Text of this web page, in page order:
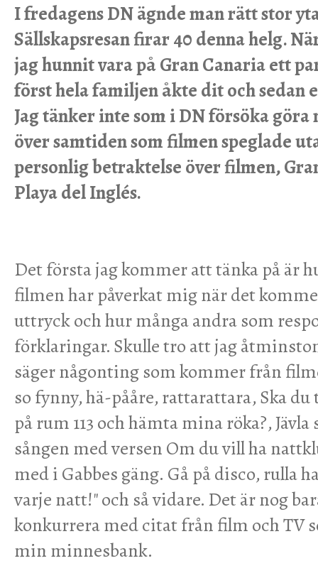
I fredagens DN ägnde man rätt stor
Sällskapsresan firar 40 denna helg.
jag hunnit vara på Gran Canaria ett
först hela familjen åkte dit och sedan
Jag tänker inte som i DN försöka göra
över samtiden som filmen speglade
personlig betraktelse över filmen,
Playa del Inglés.
Det första jag kommer att tänka på är
filmen har påverkat mig när det
uttryck och hur många andra som
förklaringar. Skulle tro att jag
säger någonting som kommer från
so fynny, hä-pååre, rattarattara, Ska
på rum 113 och hämta mina röka?,
sången med versen Om du vill ha
med i Gabbes gäng. Gå på disco, rulla
varje natt!" och så vidare. Det är nog
konkurrera med citat från film och TV
min minnesbank.